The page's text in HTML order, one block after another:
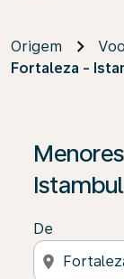
Origem
Fortaleza -
Istambul
De
location_on
Se não